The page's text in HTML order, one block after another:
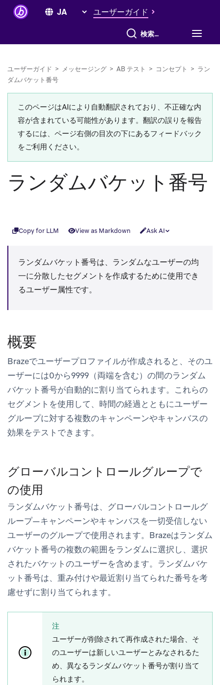
ユーザーガイド
すべて検索
ユーザーガイド > メッセージング > AB テスト > コンセプト > ラン
ダムバケット番号
このページはAIにより自動翻訳されており、不正確な内
容が含まれている可能性があります。翻訳の誤りを報告
するには、ページ右側の目次の下にあるフィードバック
をご利用ください。
ランダムバケット番号
Copy for LLM View as Markdown Ask AI
ランダムバケット番号は、ランダムなユーザーの均
一に分散したセグメントを作成するために使用でき
るユーザー属性です。
概要
Brazeでユーザープロファイルが作成されると、そのユ
ーザーには0から9999（両端を含む）の間のランダム
バケット番号が自動的に割り当てられます。これらの
セグメントを使用して、時間の経過とともにユーザー
グループに対する複数のキャンペーンやキャンバスの
効果をテストできます。
グローバルコントロールグループで
の使用
ランダムバケット番号は、グローバルコントロールグ
ループ—キャンペーンやキャンバスを一切受信しない
ユーザーのグループで使用されます。Brazeはランダム
バケット番号の複数の範囲をランダムに選択し、選択
されたバケットのユーザーを含めます。ランダムバケ
ット番号は、重み付けや最近割り当てられた番号を考
慮せずに割り当てられます。
注
ユーザーが削除されて再作成された場合、そ
のユーザーは新しいユーザーとみなされるた
め、異なるランダムバケット番号が割り当て
られます。